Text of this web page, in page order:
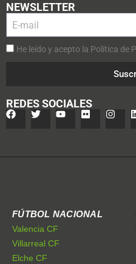
NEWSLETTER
He leído y acepto la Política de
REDES SOCIALES
FÚTBOL NACIONAL
Valencia CF
Villarreal CF
Elche CF